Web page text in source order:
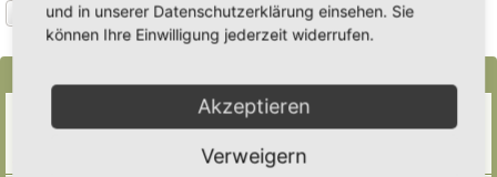
Neues Thema SucheErweiterte Suche
4 Themen • Seite1von1
Erweiterung der Kriterien zur Eintragung eines Hortus
Letzter Beitrag vonHeike Ehrle«Di 29. Jul 2025, 17:08
Ankündigungen & Fragen zum Forum
und in unserer Datenschutzerklärung einsehen. Sie
können Ihre Einwilligung jederzeit widerrufen.
Akzeptieren
Verweigern